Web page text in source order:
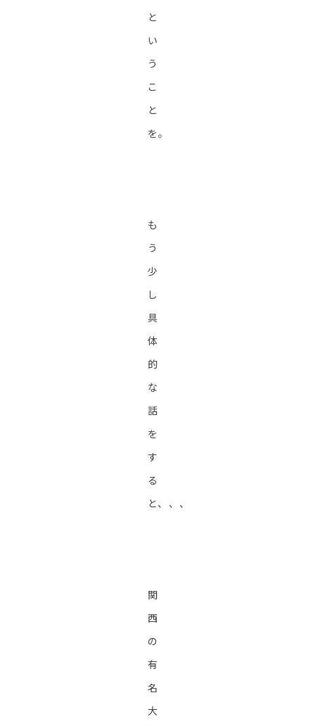
と
い
う
こ
と
を。
も
う
少
し
具
体
的
な
話
を
す
る
と、、、
関
西
の
有
名
大